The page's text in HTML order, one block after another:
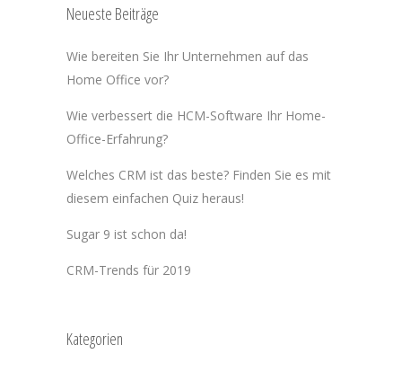
Neueste Beiträge
Wie bereiten Sie Ihr Unternehmen auf das
Home Office vor?
Wie verbessert die HCM-Software Ihr Home-
Office-Erfahrung?
Welches CRM ist das beste? Finden Sie es mit
diesem einfachen Quiz heraus!
Sugar 9 ist schon da!
CRM-Trends für 2019
Kategorien